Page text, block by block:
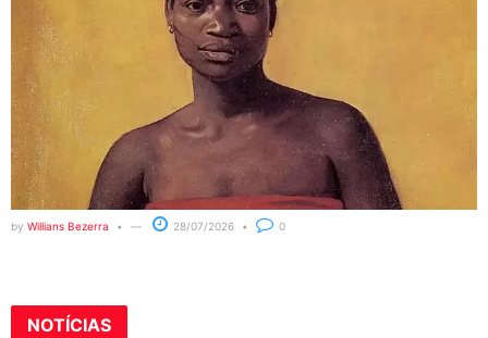
by Willians Bezerra 28/07/2026 0
NOTÍCIAS